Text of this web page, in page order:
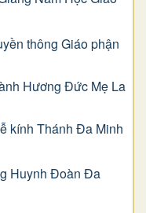
thông Giáo phận
Hương Đức Mẹ La
kính Thánh Đa Minh
Huynh Đoàn Đa